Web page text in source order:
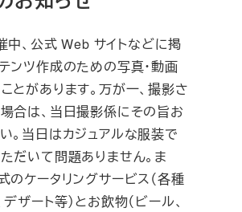
中、公式 Web サイトなどに掲
ンツ作成のための写真・動画
とがあります。万が一、撮影さ
合は、当日撮影係にその旨お
。当日はカジュアルな服装で
だいて問題ありません。ま
のケータリングサービス（各種
デザート等）とお飲物（ビール、